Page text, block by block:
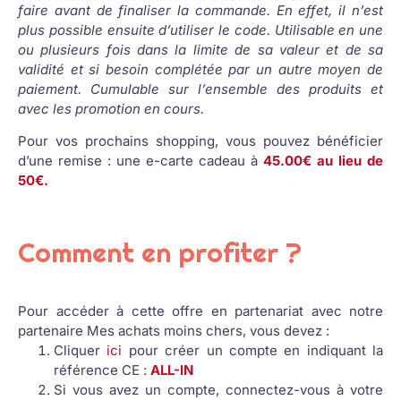
faire avant de finaliser la commande. En effet, il n’est
plus possible ensuite d’utiliser le code. Utilisable en une
ou plusieurs fois dans la limite de sa valeur et de sa
validité et si besoin complétée par un autre moyen de
paiement. Cumulable sur l’ensemble des produits et
avec les promotion en cours.
Pour vos prochains shopping, vous pouvez bénéficier
d’une remise : une e-carte cadeau à 45.00€ au lieu de
50€.
Comment en profiter ?
Pour accéder à cette offre en partenariat avec notre
partenaire Mes achats moins chers, vous devez :
Cliquer ici pour créer un compte en indiquant la
référence CE : ALL-IN
Si vous avez un compte, connectez-vous à votre